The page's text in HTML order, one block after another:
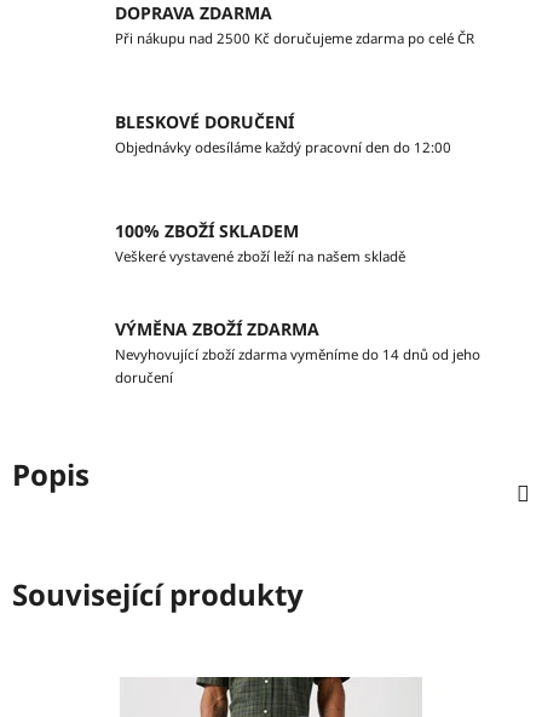
DOPRAVA ZDARMA
Při nákupu nad 2500 Kč doručujeme zdarma po celé ČR
BLESKOVÉ DORUČENÍ
Objednávky odesíláme každý pracovní den do 12:00
100% ZBOŽÍ SKLADEM
Veškeré vystavené zboží leží na našem skladě
VÝMĚNA ZBOŽÍ ZDARMA
Nevyhovující zboží zdarma vyměníme do 14 dnů od jeho
doručení
Popis
Související produkty